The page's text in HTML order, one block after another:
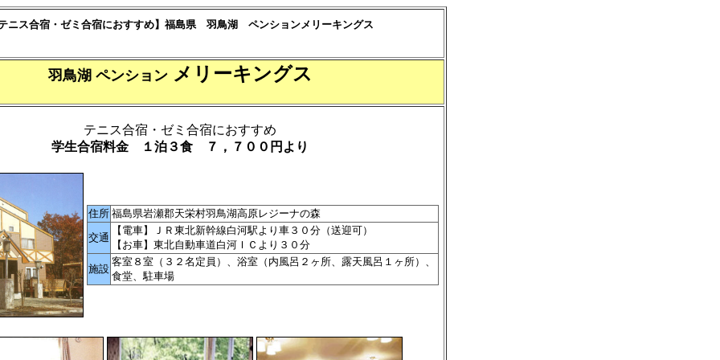
ニス合宿・ゼミ合宿におすすめ】福島県 羽鳥湖 ペンションメリーキングス
羽鳥湖 ペンションメリーキングス
テニス合宿・ゼミ合宿におすすめ
学生合宿料金 １泊３食 ７，７００円より
住所 福島県岩瀬郡天栄村羽鳥湖高原レジーナの森
交通
【電車】ＪＲ東北新幹線白河駅より車３０分（送迎可）
【お車】東北自動車道白河ＩＣより３０分
施設
客室８室（３２名定員）、浴室（内風呂２ヶ所、露天風呂１ヶ所）、
食堂、駐車場